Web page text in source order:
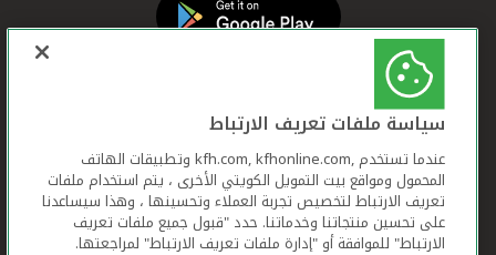
سياسة ملفات تعريف الارتباط
عندما تستخدم ,kfh.com, kfhonline.com وتطبيقات الهاتف
المحمول ومواقع بيت التمويل الكويتي الأخرى ، يتم استخدام ملفات
تعريف الارتباط لتخصيص تجربة العملاء وتحسينها ، وهذا سيساعدنا
على تحسين منتجاتنا وخدماتنا. حدد "قبول جميع ملفات تعريف
الارتباط" للموافقة أو "إدارة ملفات تعريف الارتباط" لمراجعتها.